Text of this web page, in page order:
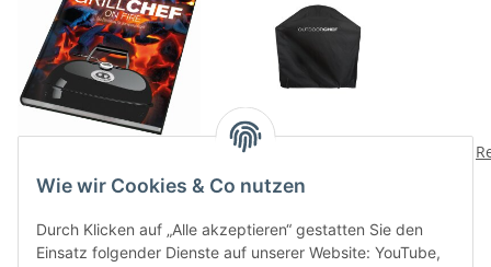
29,90 CHF*
Abdeckhaube Arosa Evo
Wie wir Cookies & Co nutzen
Durch Klicken auf „Alle akzeptieren“ gestatten Sie den
Einsatz folgender Dienste auf unserer Website: YouTube,